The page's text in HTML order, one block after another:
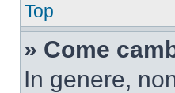
Top
» Come
In genere,